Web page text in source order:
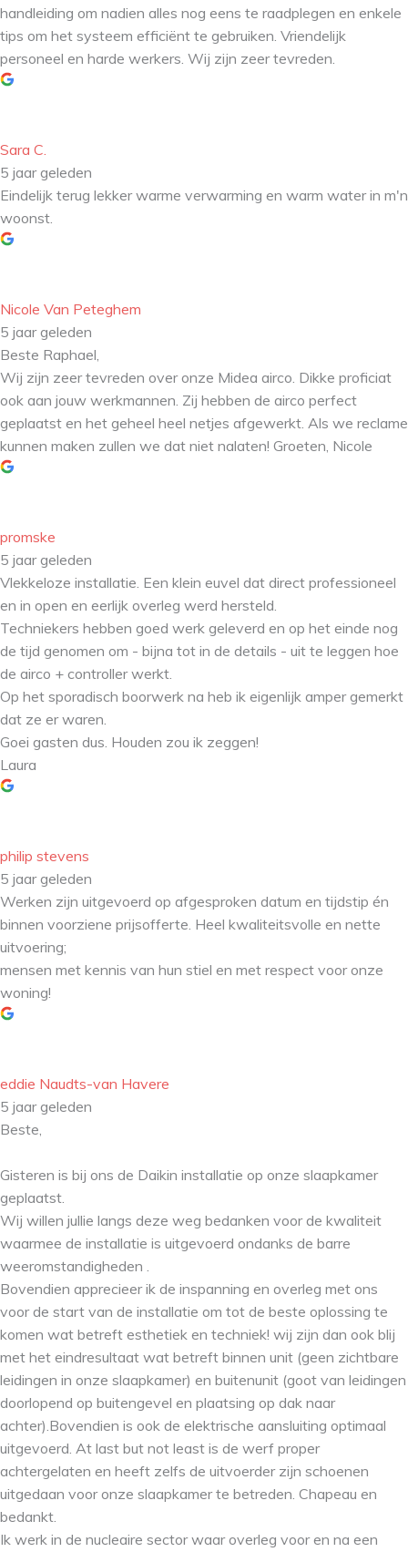
handleiding om nadien alles nog eens te raadplegen en enkele
tips om het systeem efficiënt te gebruiken. Vriendelijk
personeel en harde werkers. Wij zijn zeer tevreden.
Sara C.
5 jaar geleden
Eindelijk terug lekker warme verwarming en warm water in m'n
woonst.
Nicole Van Peteghem
5 jaar geleden
Beste Raphael,
Wij zijn zeer tevreden over onze Midea airco. Dikke proficiat
ook aan jouw werkmannen. Zij hebben de airco perfect
geplaatst en het geheel heel netjes afgewerkt. Als we reclame
kunnen maken zullen we dat niet nalaten! Groeten, Nicole
promske
5 jaar geleden
Vlekkeloze installatie. Een klein euvel dat direct professioneel
en in open en eerlijk overleg werd hersteld.
Techniekers hebben goed werk geleverd en op het einde nog
de tijd genomen om - bijna tot in de details - uit te leggen hoe
de airco + controller werkt.
Op het sporadisch boorwerk na heb ik eigenlijk amper gemerkt
dat ze er waren.
Goei gasten dus. Houden zou ik zeggen!
Laura
philip stevens
5 jaar geleden
Werken zijn uitgevoerd op afgesproken datum en tijdstip én
binnen voorziene prijsofferte. Heel kwaliteitsvolle en nette
uitvoering;
mensen met kennis van hun stiel en met respect voor onze
woning!
eddie Naudts-van Havere
5 jaar geleden
Beste,
Gisteren is bij ons de Daikin installatie op onze slaapkamer
geplaatst.
Wij willen jullie langs deze weg bedanken voor de kwaliteit
waarmee de installatie is uitgevoerd ondanks de barre
weeromstandigheden .
Bovendien apprecieer ik de inspanning en overleg met ons
voor de start van de installatie om tot de beste oplossing te
komen wat betreft esthetiek en techniek! wij zijn dan ook blij
met het eindresultaat wat betreft binnen unit (geen zichtbare
leidingen in onze slaapkamer) en buitenunit (goot van leidingen
doorlopend op buitengevel en plaatsing op dak naar
achter).Bovendien is ook de elektrische aansluiting optimaal
uitgevoerd. At last but not least is de werf proper
achtergelaten en heeft zelfs de uitvoerder zijn schoenen
uitgedaan voor onze slaapkamer te betreden. Chapeau en
bedankt.
Ik werk in de nucleaire sector waar overleg voor en na een